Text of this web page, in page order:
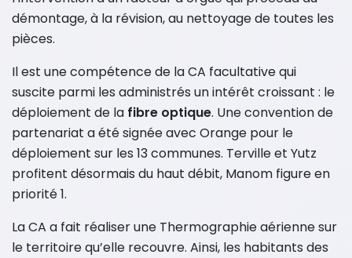
démontage, à la révision, au nettoyage de toutes les
pièces.
Il est une compétence de la CA facultative qui
suscite parmi les administrés un intérêt croissant : le
déploiement de la fibre optique. Une convention de
partenariat a été signée avec Orange pour le
déploiement sur les 13 communes. Terville et Yutz
profitent désormais du haut débit, Manom figure en
priorité 1.
La CA a fait réaliser une Thermographie aérienne sur
le territoire qu’elle recouvre. Ainsi, les habitants des